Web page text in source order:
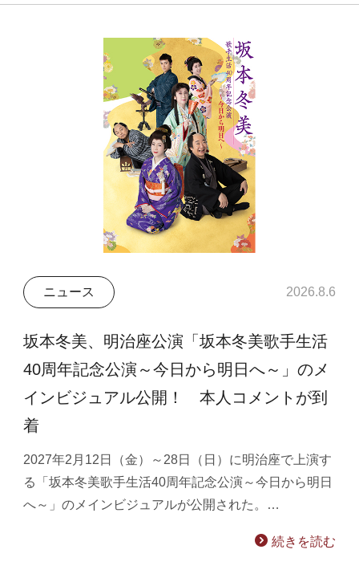
ニュース 2026.8.6
坂本冬美、明治座公演「坂本冬美歌手生活
40周年記念公演～今日から明日へ～」のメ
インビジュアル公開！ 本人コメントが到
着
2027年2月12日（金）～28日（日）に明治座で上演す
る「坂本冬美歌手生活40周年記念公演～今日から明日
へ～」のメインビジュアルが公開された。…
続きを読む